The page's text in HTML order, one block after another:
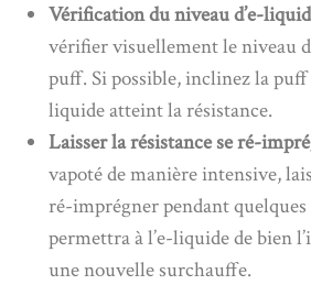
Vérification du niveau d’e-
vérifier visuellement le niveau
puff. Si possible, inclinez la
liquide atteint la résistance.
Laisser la résistance se ré-
vapoté de manière intensive,
ré-imprégner pendant
permettra à l’e-liquide de bien
une nouvelle surchauffe.